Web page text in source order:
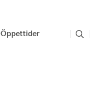
Öppettider